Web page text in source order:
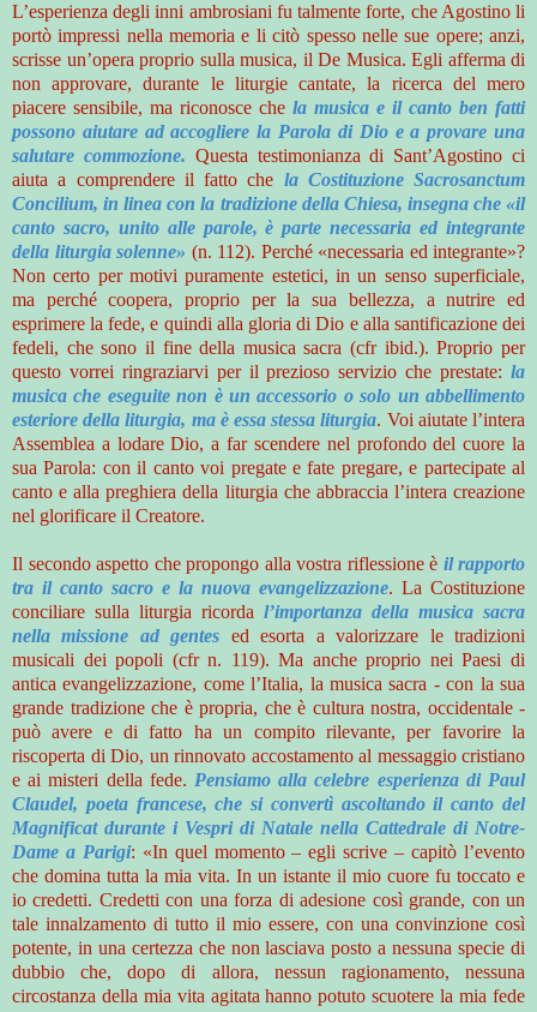
L’esperienza degli inni ambrosiani fu talmente forte, che Agostino li
portò impressi nella memoria e li citò spesso nelle sue opere; anzi,
scrisse un’opera proprio sulla musica, il De Musica. Egli afferma di
non approvare, durante le liturgie cantate, la ricerca del mero
piacere sensibile, ma riconosce che la musica e il canto ben fatti
possono aiutare ad accogliere la Parola di Dio e a provare una
salutare commozione. Questa testimonianza di Sant’Agostino ci
aiuta a comprendere il fatto che la Costituzione Sacrosanctum
Concilium, in linea con la tradizione della Chiesa, insegna che «il
canto sacro, unito alle parole, è parte necessaria ed integrante
della liturgia solenne» (n. 112). Perché «necessaria ed integrante»?
Non certo per motivi puramente estetici, in un senso superficiale,
ma perché coopera, proprio per la sua bellezza, a nutrire ed
esprimere la fede, e quindi alla gloria di Dio e alla santificazione dei
fedeli, che sono il fine della musica sacra (cfr ibid.). Proprio per
questo vorrei ringraziarvi per il prezioso servizio che prestate: la
musica che eseguite non è un accessorio o solo un abbellimento
esteriore della liturgia, ma è essa stessa liturgia. Voi aiutate l’intera
Assemblea a lodare Dio, a far scendere nel profondo del cuore la
sua Parola: con il canto voi pregate e fate pregare, e partecipate al
canto e alla preghiera della liturgia che abbraccia l’intera creazione
nel glorificare il Creatore.
Il secondo aspetto che propongo alla vostra riflessione è il rapporto
tra il canto sacro e la nuova evangelizzazione. La Costituzione
conciliare sulla liturgia ricorda l’importanza della musica sacra
nella missione ad gentes ed esorta a valorizzare le tradizioni
musicali dei popoli (cfr n. 119). Ma anche proprio nei Paesi di
antica evangelizzazione, come l’Italia, la musica sacra - con la sua
grande tradizione che è propria, che è cultura nostra, occidentale -
può avere e di fatto ha un compito rilevante, per favorire la
riscoperta di Dio, un rinnovato accostamento al messaggio cristiano
e ai misteri della fede. Pensiamo alla celebre esperienza di Paul
Claudel, poeta francese, che si convertì ascoltando il canto del
Magnificat durante i Vespri di Natale nella Cattedrale di Notre-
Dame a Parigi: «In quel momento – egli scrive – capitò l’evento
che domina tutta la mia vita. In un istante il mio cuore fu toccato e
io credetti. Credetti con una forza di adesione così grande, con un
tale innalzamento di tutto il mio essere, con una convinzione così
potente, in una certezza che non lasciava posto a nessuna specie di
dubbio che, dopo di allora, nessun ragionamento, nessuna
circostanza della mia vita agitata hanno potuto scuotere la mia fede